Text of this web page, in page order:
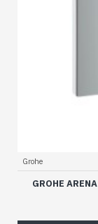
Grohe
GROHE